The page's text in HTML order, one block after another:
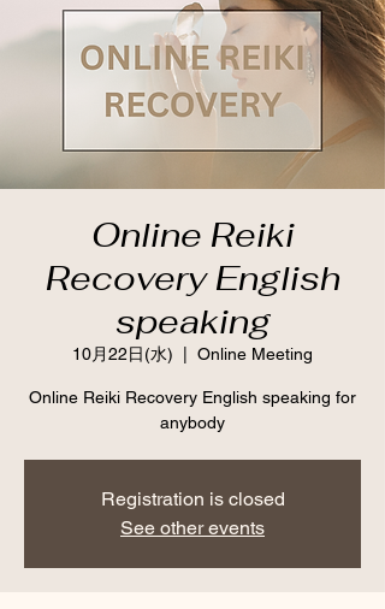
Online Reiki
Recovery English
speaking
10月22日(水) Online Meeting
Online Reiki Recovery English speaking for
anybody
Registration is closed
See other events